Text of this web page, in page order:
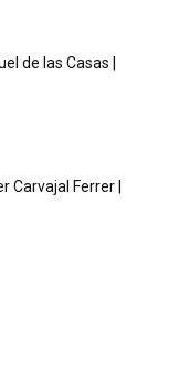
de las Casas |
Carvajal Ferrer |